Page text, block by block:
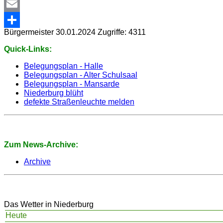
WhatsApp
Email
Share
Bürgermeister 30.01.2024 Zugriffe: 4311
Quick-Links:
Belegungsplan - Halle
Belegungsplan - Alter Schulsaal
Belegungsplan - Mansarde
Niederburg blüht
defekte Straßenleuchte melden
Zum News-Archive:
Archive
Das Wetter in Niederburg
Heute